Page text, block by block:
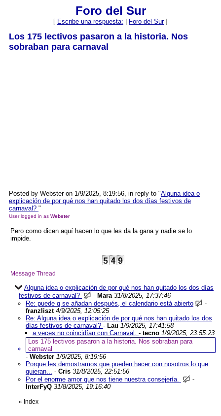
Foro del Sur
[ Escribe una respuesta: Foro del Sur]
Los 175 lectivos pasaron a la historia. Nos
sobraban para carnaval
Posted by Webster on 1/9/2025, 8:19:56, in reply to "Alguna idea o
explicación de por qué nos han quitado los dos días festivos de
carnaval? "
User logged in as Webster
Pero como dicen aquí hacen lo que les da la gana y nadie se lo
impide.
Message Thread
Alguna idea o explicación de por qué nos han quitado los dos días
festivos de carnaval?
- Mara 31/8/2025, 17:37:46
Re: puede q se añadan después, el calendario está abierto
-
franzliszt 4/9/2025, 12:05:25
Re: Alguna idea o explicación de por qué nos han quitado los dos
días festivos de carnaval? - Lau 1/9/2025, 17:41:58
a veces no coincidían con Carnaval. - tecno 1/9/2025, 23:55:23
Los 175 lectivos pasaron a la historia. Nos sobraban para
carnaval
- Webster 1/9/2025, 8:19:56
Porque les demostramos que pueden hacer con nosotros lo que
quieran... - Cris 31/8/2025, 22:51:56
Por el enorme amor que nos tiene nuestra consejería.
-
InterFyQ 31/8/2025, 19:16:40
« Index